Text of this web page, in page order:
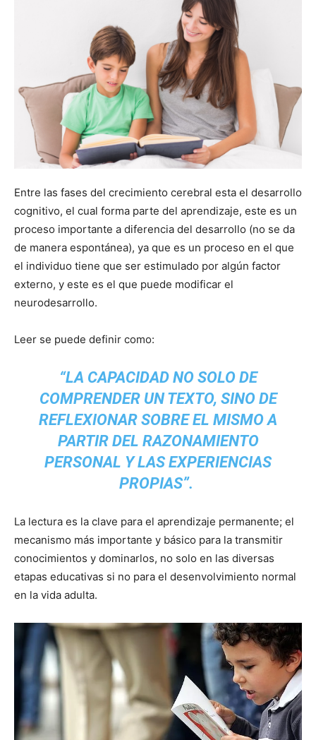
Entre las fases del crecimiento cerebral esta el desarrollo
cognitivo, el cual forma parte del aprendizaje, este es un
proceso importante a diferencia del desarrollo (no se da
de manera espontánea), ya que es un proceso en el que
el individuo tiene que ser estimulado por algún factor
externo, y este es el que puede modificar el
neurodesarrollo.
Leer se puede definir como:
“LA CAPACIDAD NO SOLO DE
COMPRENDER UN TEXTO, SINO DE
REFLEXIONAR SOBRE EL MISMO A
PARTIR DEL RAZONAMIENTO
PERSONAL Y LAS EXPERIENCIAS
PROPIAS”.
La lectura es la clave para el aprendizaje permanente; el
mecanismo más importante y básico para la transmitir
conocimientos y dominarlos, no solo en las diversas
etapas educativas si no para el desenvolvimiento normal
en la vida adulta.